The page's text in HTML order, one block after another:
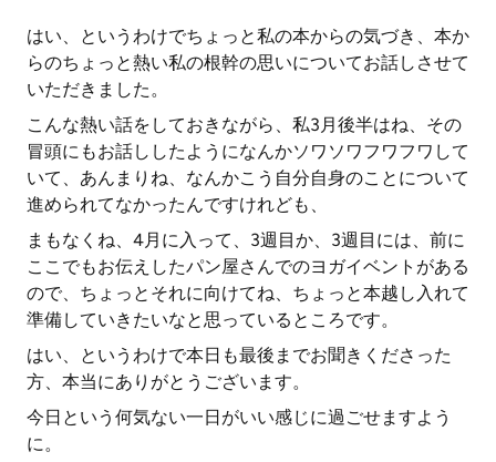
はい、というわけでちょっと私の本からの気づき、本か
らのちょっと熱い私の根幹の思いについてお話しさせて
いただきました。
こんな熱い話をしておきながら、私3月後半はね、その
冒頭にもお話ししたようになんかソワソワフワフワして
いて、あんまりね、なんかこう自分自身のことについて
進められてなかったんですけれども、
まもなくね、4月に入って、3週目か、3週目には、前に
ここでもお伝えしたパン屋さんでのヨガイベントがある
ので、ちょっとそれに向けてね、ちょっと本越し入れて
準備していきたいなと思っているところです。
はい、というわけで本日も最後までお聞きくださった
方、本当にありがとうございます。
今日という何気ない一日がいい感じに過ごせますよう
に。